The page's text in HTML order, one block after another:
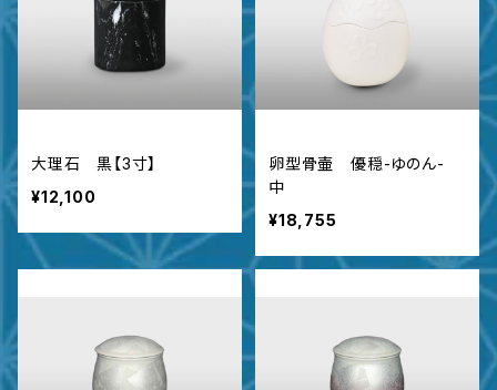
大理石 黒【3寸】
¥12,100
卵型骨壷 優穏-ゆのん-
中
¥18,755